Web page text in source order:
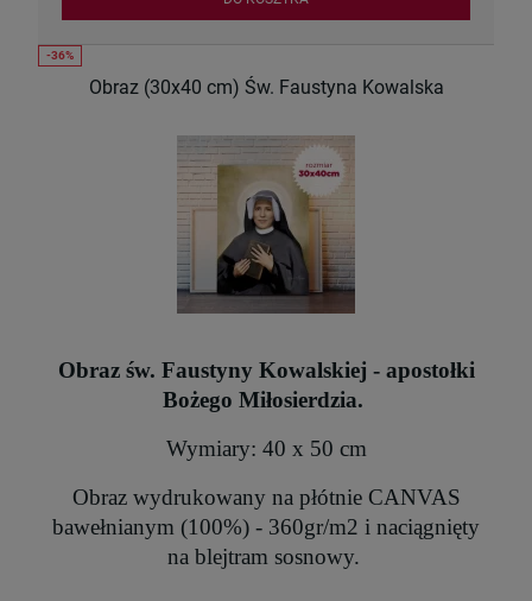
Obraz (30x40 cm) Św. Faustyna Kowalska
Obraz św. Faustyny Kowalskiej - apostołki
Bożego Miłosierdzia.
Wymiary: 40 x 50 cm
Obraz wydrukowany na płótnie CANVAS
bawełnianym (100%) - 360gr/m2 i naciągnięty
na blejtram sosnowy.